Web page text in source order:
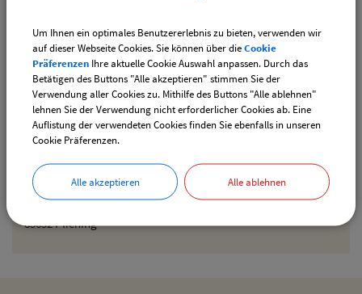
Gemeinde Pliening
Geltinger Str. 18
85652 Pliening
Den gewählten Termin als iCal-Kalenderdatei
downloaden
Drucken
Um Ihnen ein optimales Benutzererlebnis zu bieten, verwenden wir
auf dieser Webseite Cookies. Sie können über dieCookie
Präferenzen Ihre aktuelle Cookie Auswahl anpassen. Durch das
Betätigen des Buttons "Alle akzeptieren" stimmen Sie der
Verwendung aller Cookies zu. Mithilfe des Buttons "Alle ablehnen"
lehnen Sie der Verwendung nicht erforderlicher Cookies ab. Eine
Auflistung der verwendeten Cookies finden Sie ebenfalls in unseren
Cookie Präferenzen.
Alle akzeptieren Alle ablehnen